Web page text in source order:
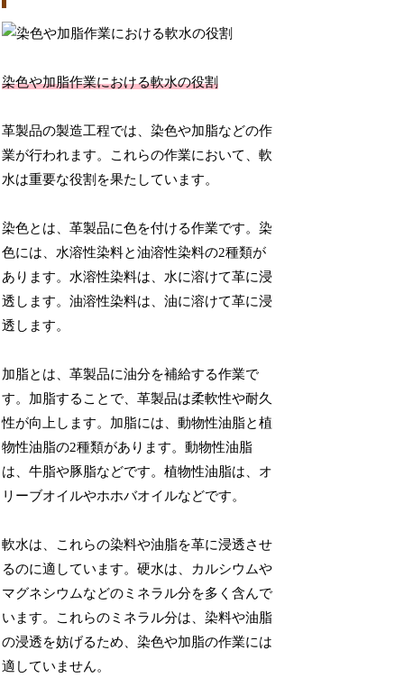
染色や加脂作業における軟水の役割
革製品の製造工程では、染色や加脂などの作
業が行われます。これらの作業において、軟
水は重要な役割を果たしています。
染色とは、革製品に色を付ける作業です。染
色には、水溶性染料と油溶性染料の2種類が
あります。水溶性染料は、水に溶けて革に浸
透します。油溶性染料は、油に溶けて革に浸
透します。
加脂とは、革製品に油分を補給する作業で
す。加脂することで、革製品は柔軟性や耐久
性が向上します。加脂には、動物性油脂と植
物性油脂の2種類があります。動物性油脂
は、牛脂や豚脂などです。植物性油脂は、オ
リーブオイルやホホバオイルなどです。
軟水は、これらの染料や油脂を革に浸透させ
るのに適しています。硬水は、カルシウムや
マグネシウムなどのミネラル分を多く含んで
います。これらのミネラル分は、染料や油脂
の浸透を妨げるため、染色や加脂の作業には
適していません。